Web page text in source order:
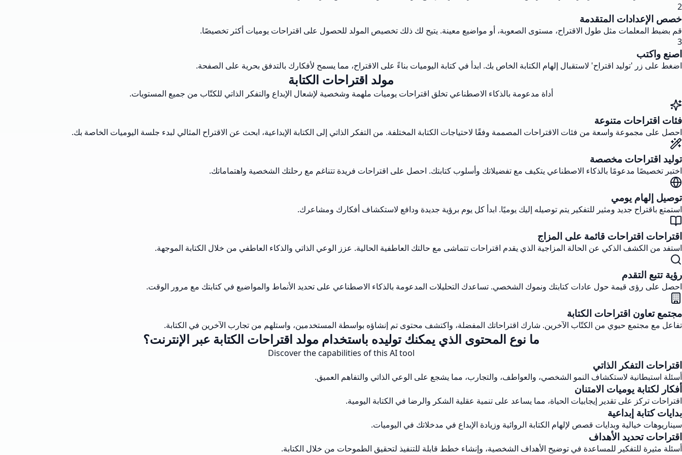
2
خصص الإعدادات المتقدمة
قم بضبط المعلمات مثل طول الاقتراح، مستوى الصعوبة، أو مواضيع معينة. يتيح لك ذلك تخصيص المولد للحصول على اقتراحات يوميات أكثر تخصيصًا.
3
اصنع واكتب
اضغط على زر 'توليد اقتراح' لاستقبال إلهام الكتابة الخاص بك. ابدأ في كتابة اليوميات بناءً على الاقتراح، مما يسمح لأفكارك بالتدفق بحرية على الصفحة.
مولد اقتراحات الكتابة
أداة مدعومة بالذكاء الاصطناعي تخلق اقتراحات يوميات ملهمة وشخصية لإشعال الإبداع والتفكر الذاتي للكتّاب من جميع المستويات.
فئات اقتراحات متنوعة
احصل على مجموعة واسعة من فئات الاقتراحات المصممة وفقًا لاحتياجات الكتابة المختلفة. من التفكر الذاتي إلى الكتابة الإبداعية، ابحث عن الاقتراح المثالي لبدء جلسة اليوميات الخاصة بك.
توليد اقتراحات مخصصة
اختبر تخصيصًا مدعومًا بالذكاء الاصطناعي يتكيف مع تفضيلاتك وأسلوب كتابتك. احصل على اقتراحات فريدة تتناغم مع رحلتك الشخصية واهتماماتك.
توصيل إلهام يومي
استمتع باقتراح جديد ومثير للتفكير يتم توصيله إليك يوميًا. ابدأ كل يوم برؤية جديدة ودافع لاستكشاف أفكارك ومشاعرك.
اقتراحات اقتراحات قائمة على المزاج
استفد من الكشف الذكي عن الحالة المزاجية الذي يقدم اقتراحات تتماشى مع حالتك العاطفية الحالية. عزز الوعي الذاتي والذكاء العاطفي من خلال الكتابة الموجهة.
رؤية تتبع التقدم
احصل على رؤى قيمة حول عادات كتابتك ونموك الشخصي. تساعدك التحليلات المدعومة بالذكاء الاصطناعي على تحديد الأنماط والمواضيع في كتابتك مع مرور الوقت.
مجتمع تعاون اقتراحات الكتابة
تفاعل مع مجتمع حيوي من الكتّاب الآخرين. شارك اقتراحاتك المفضلة، واكتشف محتوى تم إنشاؤه بواسطة المستخدمين، واستلهم من تجارب الآخرين في الكتابة.
ما نوع المحتوى الذي يمكنك توليده باستخدام مولد اقتراحات الكتابة عبر الإنترنت؟
Discover the capabilities of this AI tool
اقتراحات التفكر الذاتي
أسئلة استبطانية لاستكشاف النمو الشخصي، والعواطف، والتجارب، مما يشجع على الوعي الذاتي والتفاهم العميق.
أفكار لكتابة يوميات الامتنان
اقتراحات تركز على تقدير إيجابيات الحياة، مما يساعد على تنمية عقلية الشكر والرضا في الكتابة اليومية.
بدايات كتابة إبداعية
سيناريوهات خيالية وبدايات قصص لإلهام الكتابة الروائية وزيادة الإبداع في مدخلاتك في اليوميات.
اقتراحات تحديد الأهداف
أسئلة مثيرة للتفكير للمساعدة في توضيح الأهداف الشخصية، وإنشاء خطط قابلة للتنفيذ لتحقيق الطموحات من خلال الكتابة.